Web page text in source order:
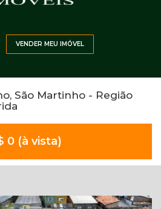
VENDER MEU IMÓVEL
São Martinho - Região
0 (à vista)